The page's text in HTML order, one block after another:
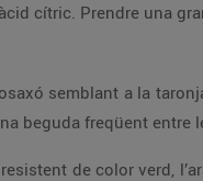
cítric. Prendre una
semblant a la
beguda freqüent entre
de color verd,